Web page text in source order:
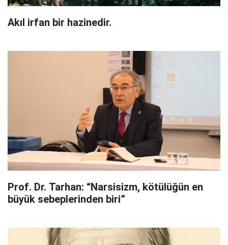
Akıl irfan bir hazinedir.
Prof. Dr. Tarhan: “Narsisizm, kötülüğün en
büyük sebeplerinden biri”